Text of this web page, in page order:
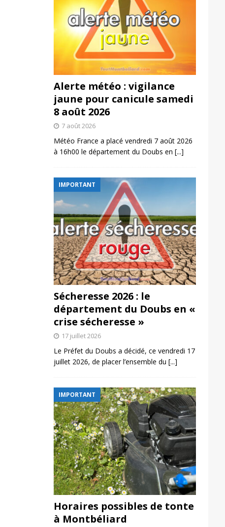
Alerte météo : vigilance
jaune pour canicule samedi
8 août 2026
7 août 2026
Météo France a placé vendredi 7 août 2026
à 16h00 le département du Doubs en [...]
IMPORTANT
Sécheresse 2026 : le
département du Doubs en «
crise sécheresse »
17 juillet 2026
Le Préfet du Doubs a décidé, ce vendredi 17
juillet 2026, de placer l’ensemble du [...]
IMPORTANT
Horaires possibles de tonte
à Montbéliard